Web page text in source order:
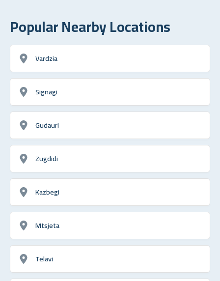
Popular Nearby Locations
Vardzia
Signagi
Gudauri
Zugdidi
Kazbegi
Mtsjeta
Telavi